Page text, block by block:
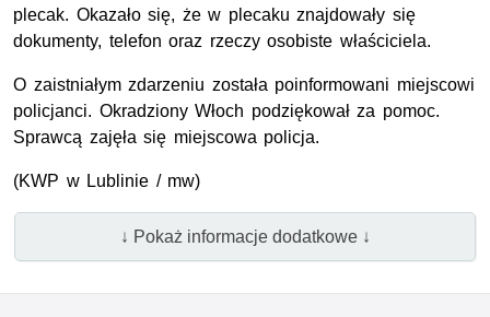
plecak. Okazało się, że w plecaku znajdowały się
dokumenty, telefon oraz rzeczy osobiste właściciela.
O zaistniałym zdarzeniu została poinformowani miejscowi
policjanci. Okradziony Włoch podziękował za pomoc.
Sprawcą zajęła się miejscowa policja.
(KWP w Lublinie / mw)
↓ Pokaż informacje dodatkowe ↓